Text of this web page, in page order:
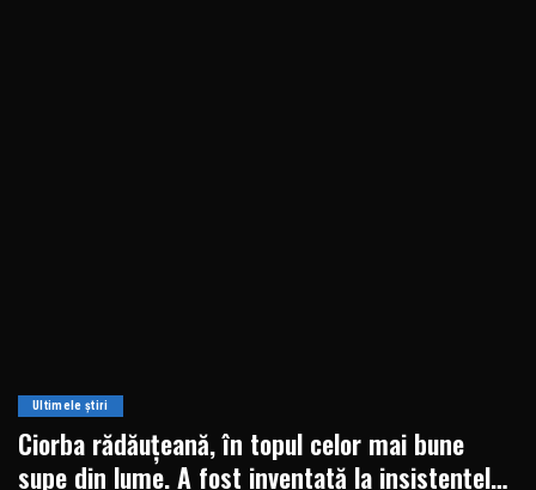
Ultimele știri
Ciorba rădăuțeană, în topul celor mai bune
supe din lume. A fost inventată la insistențele